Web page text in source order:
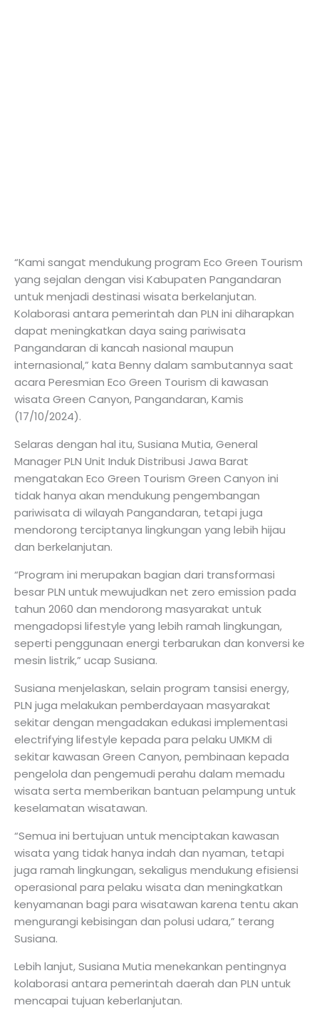
“Kami sangat mendukung program Eco Green Tourism
yang sejalan dengan visi Kabupaten Pangandaran
untuk menjadi destinasi wisata berkelanjutan.
Kolaborasi antara pemerintah dan PLN ini diharapkan
dapat meningkatkan daya saing pariwisata
Pangandaran di kancah nasional maupun
internasional,” kata Benny dalam sambutannya saat
acara Peresmian Eco Green Tourism di kawasan
wisata Green Canyon, Pangandaran, Kamis
(17/10/2024).
Selaras dengan hal itu, Susiana Mutia, General
Manager PLN Unit Induk Distribusi Jawa Barat
mengatakan Eco Green Tourism Green Canyon ini
tidak hanya akan mendukung pengembangan
pariwisata di wilayah Pangandaran, tetapi juga
mendorong terciptanya lingkungan yang lebih hijau
dan berkelanjutan.
“Program ini merupakan bagian dari transformasi
besar PLN untuk mewujudkan net zero emission pada
tahun 2060 dan mendorong masyarakat untuk
mengadopsi lifestyle yang lebih ramah lingkungan,
seperti penggunaan energi terbarukan dan konversi ke
mesin listrik,” ucap Susiana.
Susiana menjelaskan, selain program tansisi energy,
PLN juga melakukan pemberdayaan masyarakat
sekitar dengan mengadakan edukasi implementasi
electrifying lifestyle kepada para pelaku UMKM di
sekitar kawasan Green Canyon, pembinaan kepada
pengelola dan pengemudi perahu dalam memadu
wisata serta memberikan bantuan pelampung untuk
keselamatan wisatawan.
“Semua ini bertujuan untuk menciptakan kawasan
wisata yang tidak hanya indah dan nyaman, tetapi
juga ramah lingkungan, sekaligus mendukung efisiensi
operasional para pelaku wisata dan meningkatkan
kenyamanan bagi para wisatawan karena tentu akan
mengurangi kebisingan dan polusi udara,” terang
Susiana.
Lebih lanjut, Susiana Mutia menekankan pentingnya
kolaborasi antara pemerintah daerah dan PLN untuk
mencapai tujuan keberlanjutan.